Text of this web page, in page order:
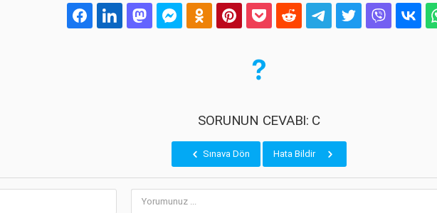
SORUNUN CEVABI: C
Sınava Dön Hata Bildir